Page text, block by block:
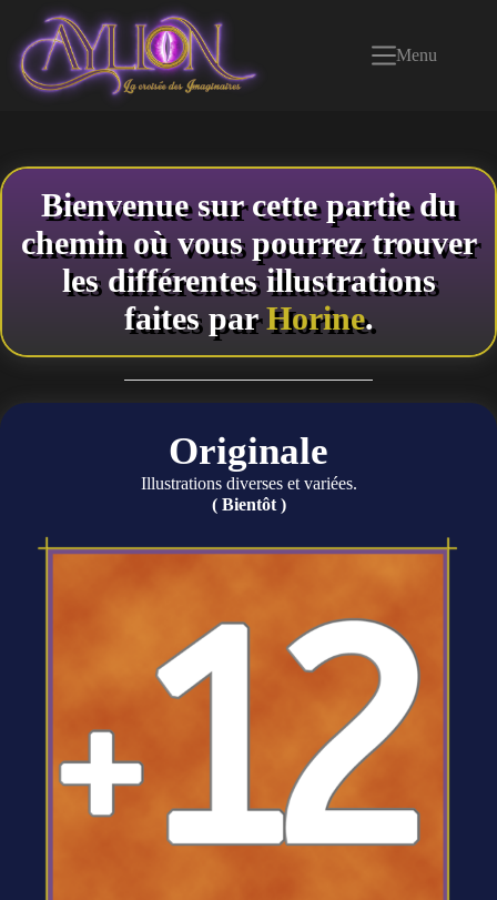
contenu
Menu
Bienvenue sur cette partie du
chemin où vous pourrez trouver
les différentes illustrations
faites parHorine.
Originale
Illustrations diverses et variées.
( Bientôt )